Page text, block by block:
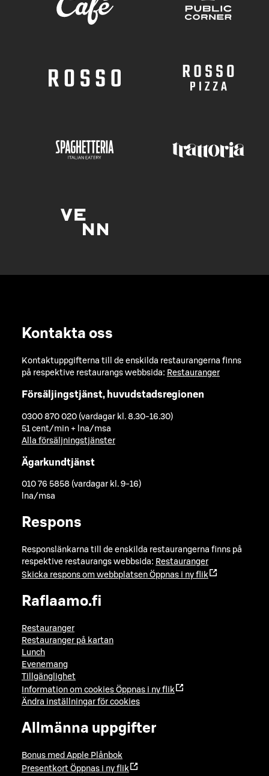
Kontakta oss
Kontaktuppgifterna till de enskilda restaurangerna finns
på respektive restaurangs webbsida: Restauranger
Försäljingstjänst, huvudstadsregionen
0300 870 020 (vardagar kl. 8.30-16.30)
51 cent/min + lna/msa
Alla försäljningstjänster
Ägarkundtjänst
010 76 5858 (vardagar kl. 9-16)
lna/msa
Respons
Responslänkarna till de enskilda restaurangerna finns på
respektive restaurangs webbsida: Restauranger
Skicka respons om webbplatsen Öppnas i ny flik
Raflaamo.fi
Restauranger
Restauranger på kartan
Lunch
Evenemang
Tillgänglighet
Information om cookies Öppnas i ny flik
Ändra inställningar för cookies
Allmänna uppgifter
Bonus med Apple Plånbok
Presentkort Öppnas i ny flik